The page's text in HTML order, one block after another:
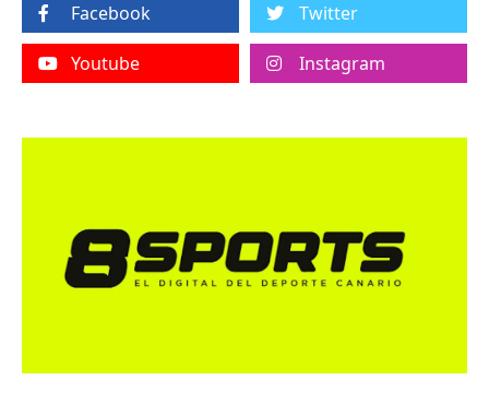
Facebook Twitter
Youtube Instagram